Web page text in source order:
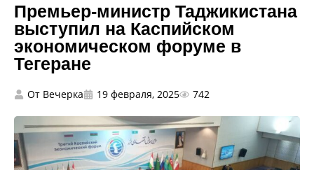
Премьер-министр Таджикистана
выступил на Каспийском
экономическом форуме в
Тегеране
От Вечерка 19 февраля, 2025 742